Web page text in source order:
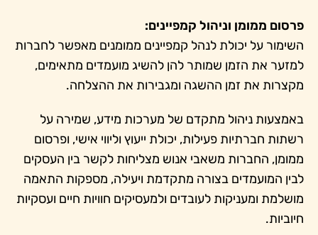
פרסום ממומן וניהול קמפיינים:
השימור על יכולת לנהל קמפיינים ממומנים מאפשר לחברות
למזער את הזמן שמותר להן להשיג מועמדים מתאימים,
מקצרות את זמן ההשגה ומגבירות את ההצלחה.
באמצעות ניהול מתקדם של מערכות מידע, שמירה על
רשתות חברתיות פעילות, יכולת ייעוץ וליווי אישי, ופרסום
ממומן, החברות משאבי אנוש מצליחות לקשר בין העסקים
לבין המועמדים בצורה מתקדמת ויעילה, מספקות התאמה
מושלמת ומעניקות לעובדים ולמעסיקים חוויות חיים ועסקיות
חיוביות.